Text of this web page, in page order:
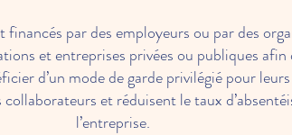
financés par des employeurs ou par des
et entreprises privées ou publiques afin
d’un mode de garde privilégié pour
et réduisent le taux
l’entreprise.